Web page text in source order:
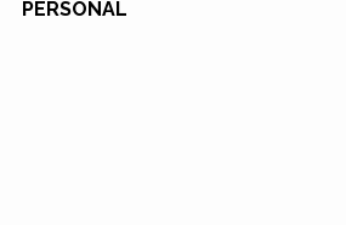
PERSONAL